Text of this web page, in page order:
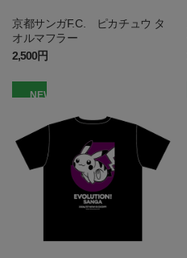
京都サンガF.C. ピカチュウ タ
オルマフラー
2,500円
NEW